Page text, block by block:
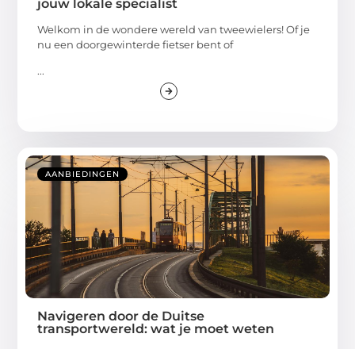
jouw lokale specialist
Welkom in de wondere wereld van tweewielers! Of je
nu een doorgewinterde fietser bent of
...
AANBIEDINGEN
Navigeren door de Duitse
transportwereld: wat je moet weten